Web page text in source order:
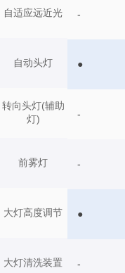
自适应远近光
自动头灯
转向头灯(辅助
灯)
前雾灯
大灯高度调节
大灯清洗装置
-
●
-
-
●
-